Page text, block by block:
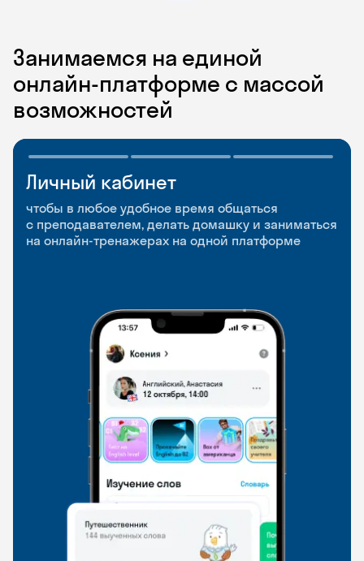
Занимаемся на единой
онлайн-платформе с массой
возможностей
Личный кабинет
чтобы в любое удобное время общаться
с преподавателем, делать домашку и заниматься
на онлайн-тренажерах на одной платформе
Мобильное
приложение
чтобы заниматься и изучать новые слова где
и когда удобно
Разговорные клубы
и Talks
Групповые занятия для разговорной практики
и индивидуальные встречи с преподавателями